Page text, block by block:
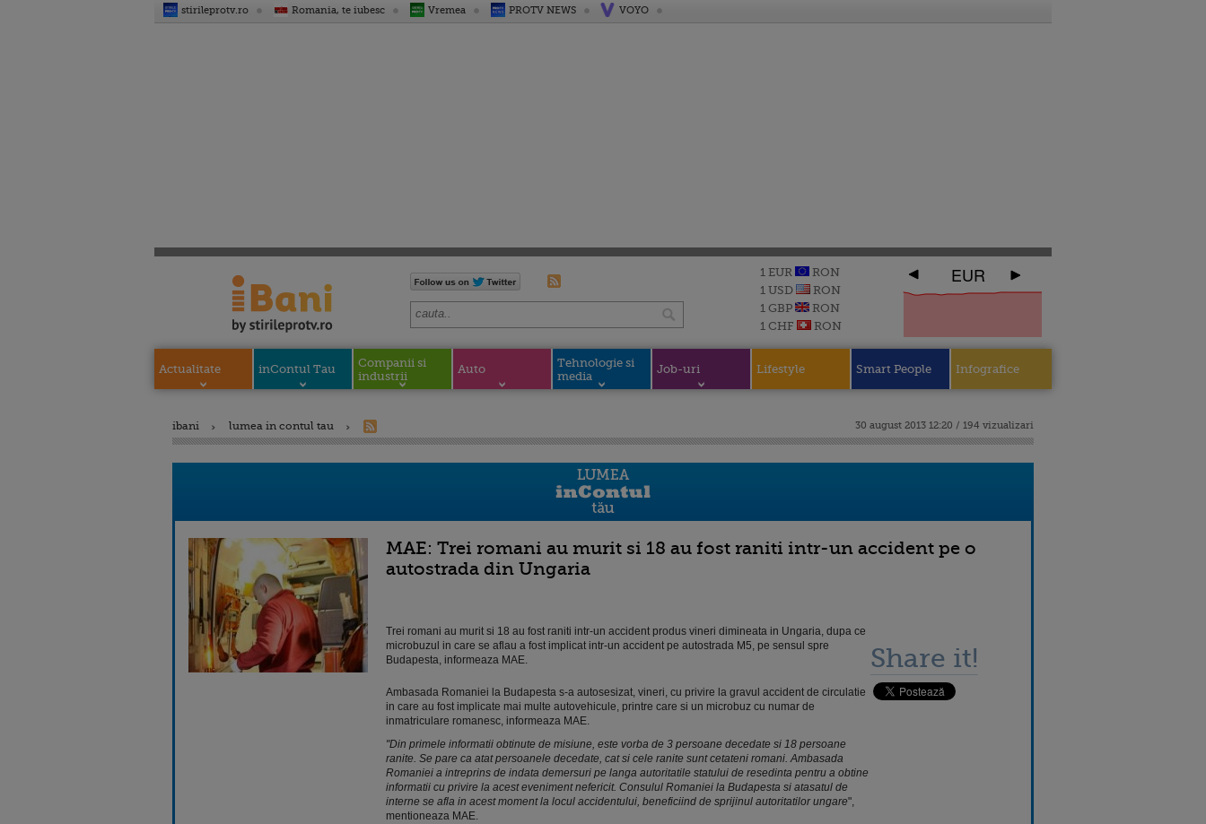
stirileprotv.ro Romania, te iubesc Vremea PROTV NEWS VOYO
1 EUR
RON
1 USD
RON
1 GBP
RON
1 CHF
RON
EUR
Actualitate inContul Tau
Companii si
industrii
Auto
Tehnologie si
media
Job-uri Lifestyle Smart People Infografice
ibani lumea in contul tau 30 august 2013 12:20 / 194 vizualizari
MAE: Trei romani au murit si 18 au fost raniti intr-un accident pe o
autostrada din Ungaria
Trei romani au murit si 18 au fost raniti intr-un accident produs vineri dimineata in Ungaria, dupa ce
microbuzul in care se aflau a fost implicat intr-un accident pe autostrada M5, pe sensul spre
Budapesta, informeaza MAE.
Ambasada Romaniei la Budapesta s-a autosesizat, vineri, cu privire la gravul accident de circulatie
in care au fost implicate mai multe autovehicule, printre care si un microbuz cu numar de
inmatriculare romanesc, informeaza MAE.
"Din primele informatii obtinute de misiune, este vorba de 3 persoane decedate si 18 persoane
ranite. Se pare ca atat persoanele decedate, cat si cele ranite sunt cetateni romani. Ambasada
Romaniei a intreprins de indata demersuri pe langa autoritatile statului de resedinta pentru a obtine
informatii cu privire la acest eveniment nefericit. Consulul Romaniei la Budapesta si atasatul de
interne se afla in acest moment la locul accidentului, beneficiind de sprijinul autoritatilor ungare",
mentioneaza MAE.
Share it!